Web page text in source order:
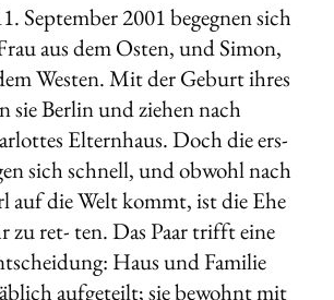
September 2001 begegnen sich
aus dem Osten, und Simon,
Westen. Mit der Geburt ihres
sie Berlin und ziehen nach
Elternhaus. Doch die ers-
sich schnell, und obwohl nach
auf die Welt kommt, ist die Ehe
zu ret- ten. Das Paar trifft eine
Haus und Familie
aufgeteilt; sie bewohnt mit